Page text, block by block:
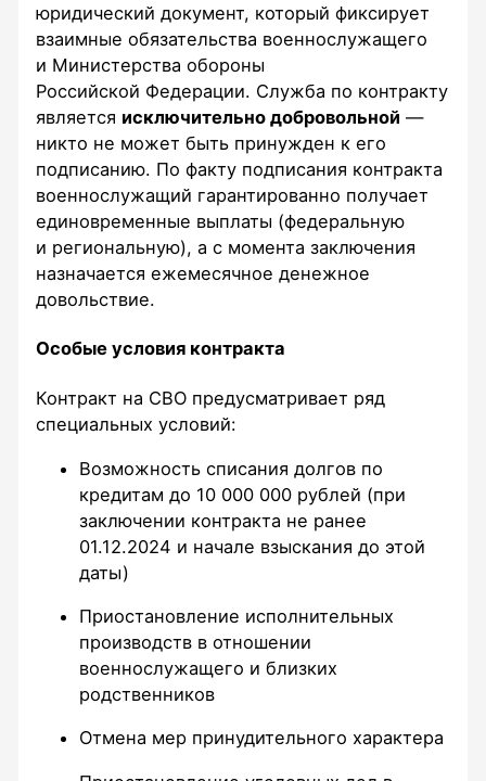
юридический документ, который фиксирует
взаимные обязательства военнослужащего
и Министерства обороны
Российской Федерации. Служба по контракту
является исключительно добровольной —
никто не может быть принужден к его
подписанию. По факту подписания контракта
военнослужащий гарантированно получает
единовременные выплаты (федеральную
и региональную), а с момента заключения
назначается ежемесячное денежное
довольствие.​
Особые условия контракта
Контракт на СВО предусматривает ряд
специальных условий:​
Возможность списания долгов по
кредитам до 10 000 000 рублей (при
заключении контракта не ранее
01.12.2024 и начале взыскания до этой
даты)
Приостановление исполнительных
производств в отношении
военнослужащего и близких
родственников
Отмена мер принудительного характера